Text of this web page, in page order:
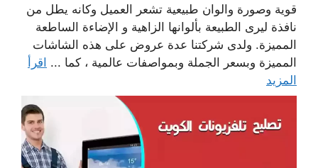
قوية وصورة والوان طبيعية تشعر العميل وكانه يطل من
نافذة ليرى الطبيعة بألوانها الزاهية و الإضاءة الساطعة
المميزة. ولدى شركتنا عدة عروض على هذه الشاشات
المميزة وبسعر الجملة وبمواصفات عالمية ، كما ... اقرأ
المزيد